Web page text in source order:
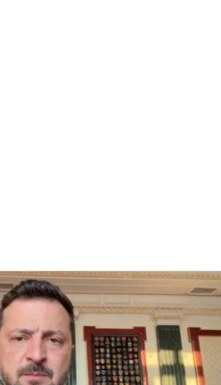
людей": Сикорский призвал
вражеских ракет над